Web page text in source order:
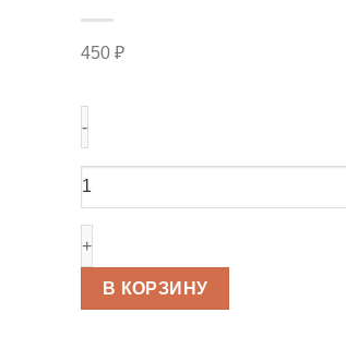
450 ₽
товара
Шар
котики”
46см
В КОРЗИНУ